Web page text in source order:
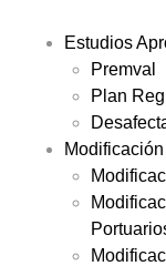
Estudios
Premval
Plan